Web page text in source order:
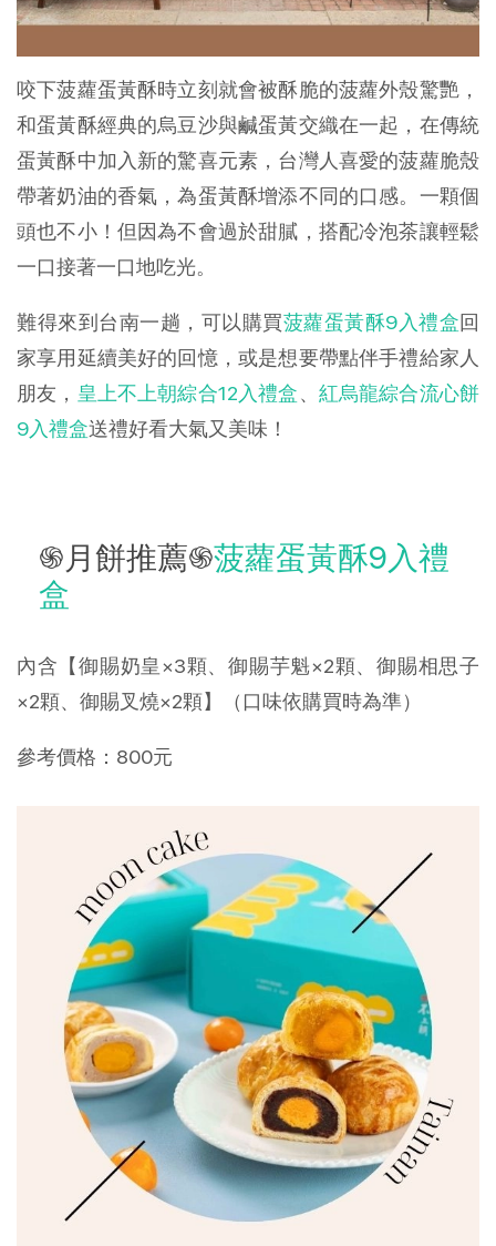
咬下菠蘿蛋黃酥時立刻就會被酥脆的菠蘿外殼驚艷，
和蛋黃酥經典的烏豆沙與鹹蛋黃交織在一起，在傳統
蛋黃酥中加入新的驚喜元素，台灣人喜愛的菠蘿脆殼
帶著奶油的香氣，為蛋黃酥增添不同的口感。一顆個
頭也不小！但因為不會過於甜膩，搭配冷泡茶讓輕鬆
一口接著一口地吃光。
難得來到台南一趟，可以購買菠蘿蛋黃酥9入禮盒回
家享用延續美好的回憶，或是想要帶點伴手禮給家人
朋友， 皇上不上朝綜合12入禮盒、 紅烏龍綜合流心餅
9入禮盒送禮好看大氣又美味！
֍月餅推薦֍菠蘿蛋黃酥9入禮
盒
內含【御賜奶皇×3顆、御賜芋魁×2顆、御賜相思子
×2顆、御賜叉燒×2顆】（口味依購買時為準）
參考價格：800元